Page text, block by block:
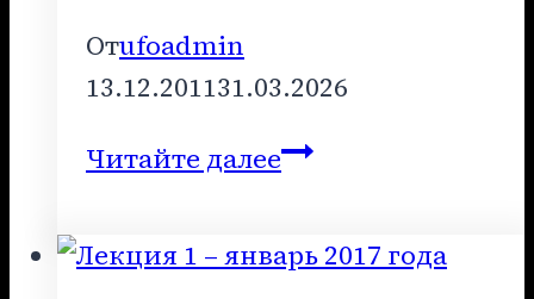
Отufoadmin
13.12.201131.03.2026
Читайте далееЛекция
сентябрь